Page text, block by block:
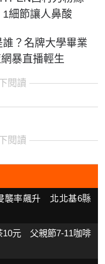
細節讓人鼻酸
？名牌大學畢業
暴直播輕生
閱讀
閱讀
襲率飆升 北北基6縣
10元 父親節7-11咖啡